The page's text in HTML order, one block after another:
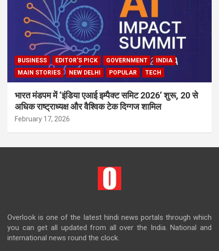
BUSINESS EDITOR'S PICK GOVERNMENT
INDIA
MAIN STORIES
NEW DELHI POPULAR TECH
भारत मंडपम में ‘इंडिया एआई इम्पैक्ट समिट 2026’ शुरू, 20 से
अधिक राष्ट्राध्यक्ष और वैश्विक टेक दिग्गज शामिल
February 17, 2026
Overlook is one of the latest hindi news portals through which
you can get all updated from all over the India. National and
international news round the clock.